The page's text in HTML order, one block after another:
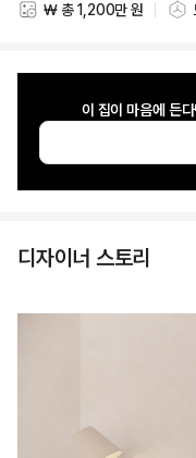
스타일링 비용
₩ 총 1,200만 원 스타
이 집이 마음에 든
디자이너 스토리